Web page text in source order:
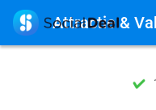
7
 Attractie &